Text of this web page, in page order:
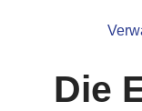
Die